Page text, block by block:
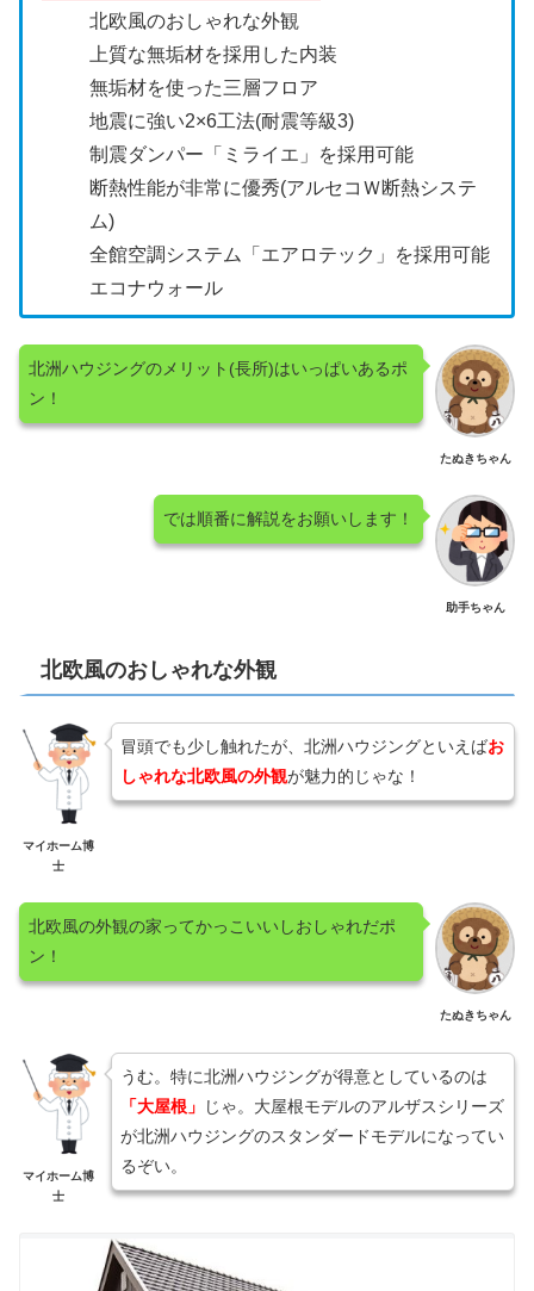
北欧風のおしゃれな外観
上質な無垢材を採用した内装
無垢材を使った三層フロア
地震に強い2×6工法(耐震等級3)
制震ダンパー「ミライエ」を採用可能
断熱性能が非常に優秀(アルセコＷ断熱システ
ム)
全館空調システム「エアロテック」を採用可能
エコナウォール
たぬきちゃん
北洲ハウジングのメリット(長所)はいっぱいあるポ
ン！
助手ちゃん
では順番に解説をお願いします！
北欧風のおしゃれな外観
マイホーム博
士
冒頭でも少し触れたが、北洲ハウジングといえばお
しゃれな北欧風の外観が魅力的じゃな！
たぬきちゃん
北欧風の外観の家ってかっこいいしおしゃれだポ
ン！
マイホーム博
士
うむ。特に北洲ハウジングが得意としているのは
「大屋根」
じゃ。大屋根モデルのアルザスシリーズ
が北洲ハウジングのスタンダードモデルになってい
るぞい。